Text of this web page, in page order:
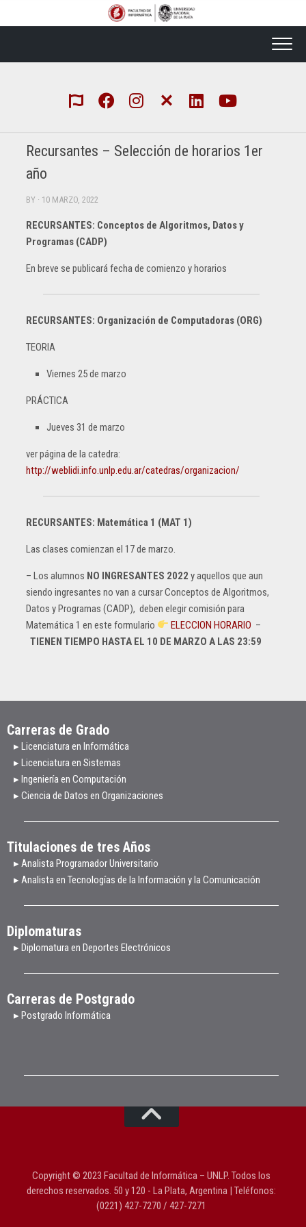
Recursantes – Selección de horarios 1er
año
BY · 10 MARZO, 2022
RECURSANTES: Conceptos de Algoritmos, Datos y
Programas (CADP)
En breve se publicará fecha de comienzo y horarios
RECURSANTES: Organización de Computadoras (ORG)
TEORIA
Viernes 25 de marzo
PRÁCTICA
Jueves 31 de marzo
ver página de la catedra:
http://weblidi.info.unlp.edu.ar/catedras/organizacion/
RECURSANTES: Matemática 1 (MAT 1)
Las clases comienzan el 17 de marzo.
– Los alumnos NO INGRESANTES 2022 y aquellos que aun
siendo ingresantes no van a cursar Conceptos de Algoritmos,
Datos y Programas (CADP), deben elegir comisión para
Matemática 1 en este formulario
ELECCION HORARIO –
TIENEN TIEMPO HASTA EL 10 DE MARZO A LAS 23:59
Carreras de Grado
▸ Licenciatura en Informática
▸ Licenciatura en Sistemas
▸ Ingeniería en Computación
▸ Ciencia de Datos en Organizaciones
Titulaciones de tres Años
▸ Analista Programador Universitario
▸ Analista en Tecnologías de la Información y la Comunicación
Diplomaturas
▸ Diplomatura en Deportes Electrónicos
Carreras de Postgrado
▸ Postgrado Informática
Copyright © 2023 Facultad de Informática – UNLP. Todos los
derechos reservados. 50 y 120 - La Plata, Argentina | Teléfonos:
(0221) 427-7270 / 427-7271